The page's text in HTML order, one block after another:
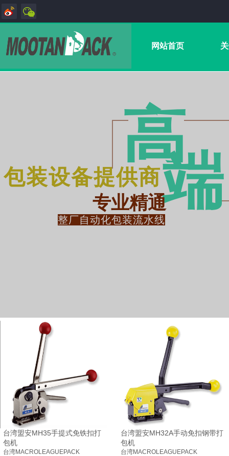
网站首页
专业精通
高
包装设备提供商端
整厂自动化包装流水线
台湾盟安MH35手提式免铁扣打
包机
台湾MACROLEAGUEPACK
台湾盟安MH32A手动免扣钢带打
包机
台湾MACROLEAGUEPACK